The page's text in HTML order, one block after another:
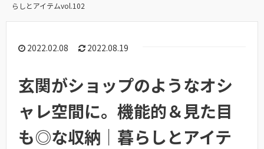
らしとアイテムvol.102
2022.02.08 2022.08.19
玄関がショップのようなオシ
ャレ空間に。機能的＆見た目
も◎な収納｜暮らしとアイテ